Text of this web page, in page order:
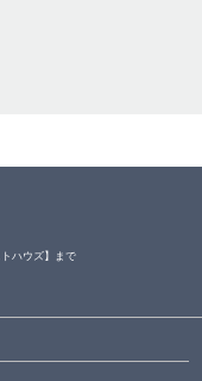
ハウズ】まで